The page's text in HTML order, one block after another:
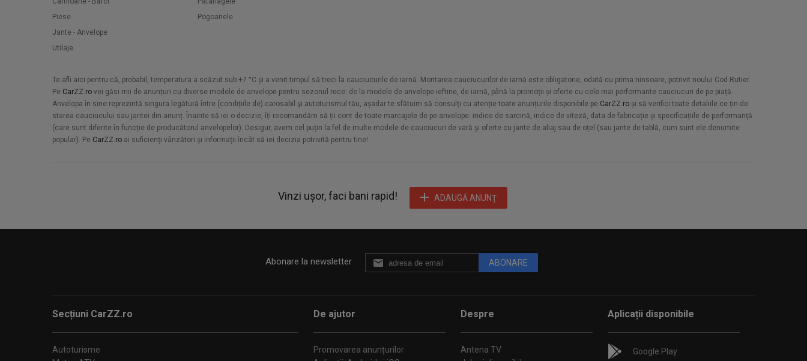
Piese
Jante - Anvelope
Utilaje
Pogoanele
Te afli aici pentru că, probabil, temperatura a scăzut sub +7 °C și a venit timpul să treci la cauciucurile de iarnă. Montarea cauciucurilor de iarnă este obligatorie, odată cu prima ninsoare, potrivit noului Cod Rutier.
Pe CarZZ.ro vei găsi mii de anunțuri cu diverse modele de anvelope pentru sezonul rece: de la modele de anvelope ieftine, de iarnă, până la promoții și oferte cu cele mai performante cauciucuri de pe piață.
Anvelopa în sine reprezintă singura legătură între (condițiile de) carosabil şi autoturismul tău, așadar te sfătuim să consulți cu atenție toate anunțurile disponibile pe CarZZ.ro și să verifici toate detaliile ce țin de
starea cauciucului sau jantei din anunț. Înainte să iei o decizie, îți recomandăm să ții cont de toate marcajele de pe anvelope: indice de sarcină, indice de viteză, data de fabricație și specificațiile de performanță
(care sunt diferite în funcție de producătorul anvelopelor). Desigur, avem cel puțin la fel de multe modele de cauciucuri de vară și oferte cu jante de aliaj sau de oțel (sau jante de tablă, cum sunt ele denumite
popular). Pe CarZZ.ro ai suficienți vânzători și informații încât să iei decizia potrivită pentru tine!
Vinzi ușor, faci bani rapid! ADAUGĂ ANUNŢ
Abonare la newsletter ABONARE
Secțiuni CarZZ.ro
Autoturisme
De ajutor
Promovarea anunțurilor
Despre
Antena TV
Aplicații disponibile
Google Play